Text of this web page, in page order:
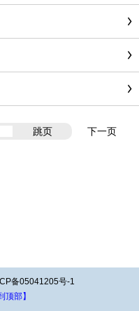
跳页 下一页
备05041205号-1
顶部】